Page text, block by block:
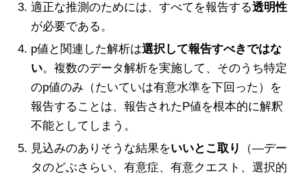
適正な推測のためには、すべてを報告する透明性
が必要である。
p値と関連した解析は選択して報告すべきではな
い。複数のデータ解析を実施して、そのうち特定
のp値のみ（たいていは有意水準を下回った）を
報告することは、報告されたP値を根本的に解釈
不能としてしまう。
見込みのありそうな結果をいいとこ取り
（―デー
タのどぶさらい、有意症、有意クエスト、選択的